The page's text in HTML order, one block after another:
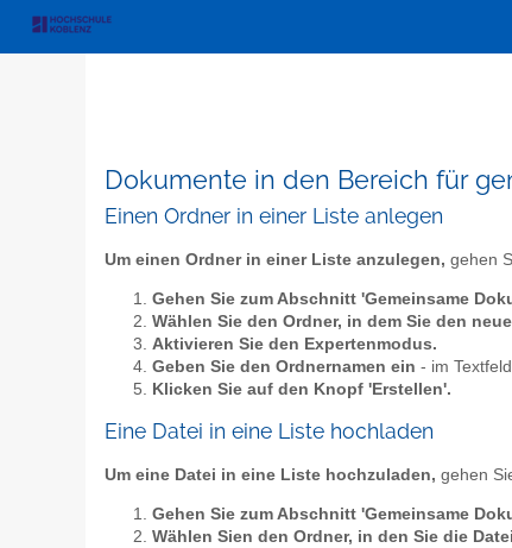
Dokumente in den Bereich für
Einen Ordner in einer Liste anlegen
Um einen Ordner in einer Liste anzulegen, gehen
Gehen Sie zum Abschnitt 'Gemeinsame
Wählen Sie den Ordner, in dem Sie den
Aktivieren Sie den Expertenmodus.
Geben Sie den Ordnernamen ein - im
Klicken Sie auf den Knopf 'Erstellen'.
Eine Datei in eine Liste hochladen
Um eine Datei in eine Liste hochzuladen, gehen
Gehen Sie zum Abschnitt 'Gemeinsame
Wählen Sien den Ordner, in den Sie die